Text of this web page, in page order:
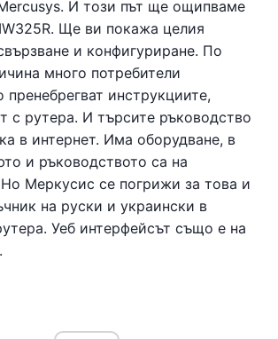
И този път ще ощипваме
Ще ви покажа целия
и конфигуриране. По
много потребители
пренебрегват инструкциите,
с рутера. И търсите ръководство
в интернет. Има оборудване, в
и ръководството са на
Но Меркусис се погрижи за това и
на руски и украински в
Уеб интерфейсът също е на